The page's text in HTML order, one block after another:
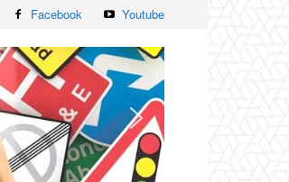
Facebook Youtube